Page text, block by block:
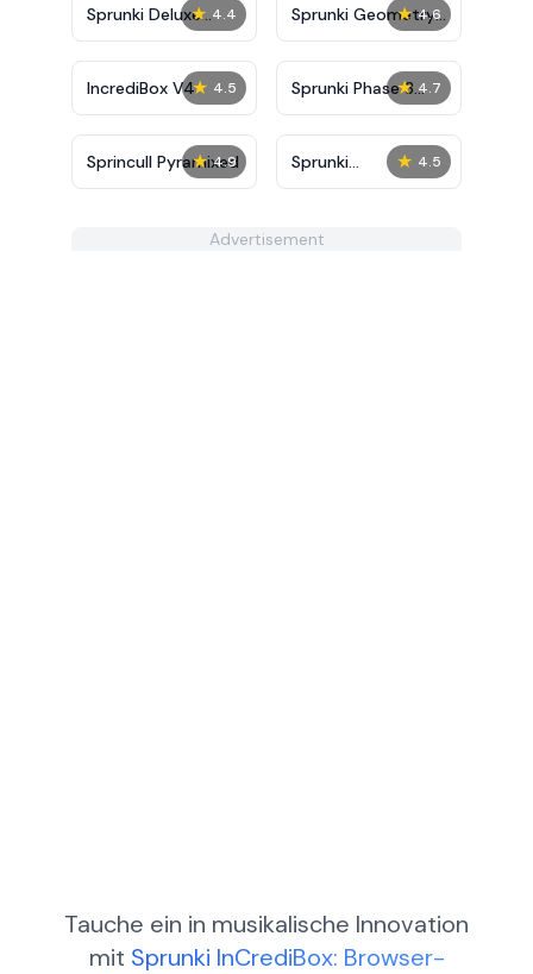
★ 4.4
Sprunki Deluxe
Retake
★ 4.6
Sprunki Geometry
Dash
★ 4.5
IncrediBox V4 ★ 4.7
Sprunki Phase 3
Definitive
★ 4.9
Sprincull Pyramixed ★ 4.5
Sprunki
ParaSprunkilo
Advertisement
Tauche ein in musikalische Innovation
mit Sprunki InCrediBox: Browser-